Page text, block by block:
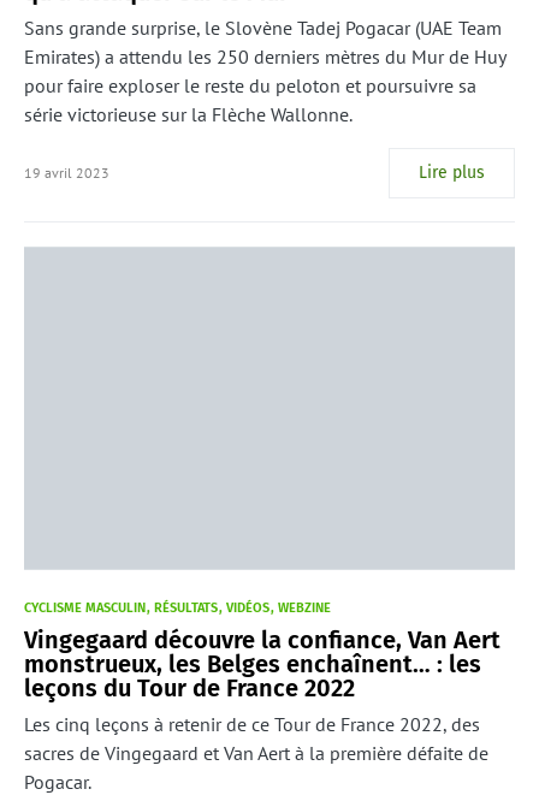
Sans grande surprise, le Slovène Tadej Pogacar (UAE Team
Emirates) a attendu les 250 derniers mètres du Mur de Huy
pour faire exploser le reste du peloton et poursuivre sa
série victorieuse sur la Flèche Wallonne.
19 avril 2023 Lire plus
CYCLISME MASCULIN RÉSULTATS VIDÉOS WEBZINE
Vingegaard découvre la confiance, Van Aert
monstrueux, les Belges enchaînent… : les
leçons du Tour de France 2022
Les cinq leçons à retenir de ce Tour de France 2022, des
sacres de Vingegaard et Van Aert à la première défaite de
Pogacar.